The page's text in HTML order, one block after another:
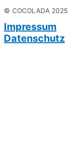
© COCOLADA 2025
Impressum
Datenschutz